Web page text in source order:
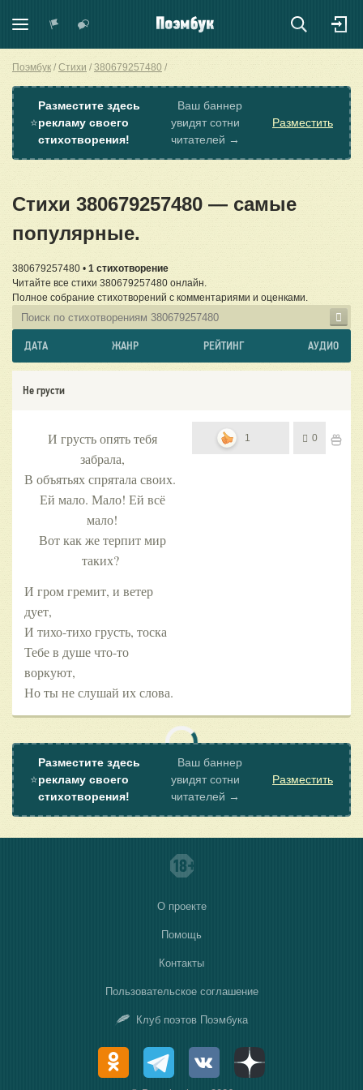
Поэмбук Стихи 380679257480
⭐
Разместите здесь
рекламу своего
стихотворения!
Ваш баннер
увидят сотни
читателей →
Разместить
Стихи 380679257480 — самые
популярные.
380679257480 • 1 стихотворение
Читайте все стихи 380679257480 онлайн.
Полное собрание стихотворений с комментариями и оценками.
ДАТА ЖАНР РЕЙТИНГ АУДИО
Не грусти
И грусть опять тебя
забрала,
В объятьях спрятала своих.
Ей мало. Мало! Ей всё
мало!
Вот как же терпит мир
таких?
И гром гремит, и ветер
дует,
И тихо-тихо грусть, тоска
Тебе в душе что-то
воркуют,
Но ты не слушай их слова.
1 0
⭐
Разместите здесь
рекламу своего
стихотворения!
Ваш баннер
увидят сотни
читателей →
Разместить
О проекте
Помощь
Контакты
Пользовательское соглашение
Клуб поэтов Поэмбука